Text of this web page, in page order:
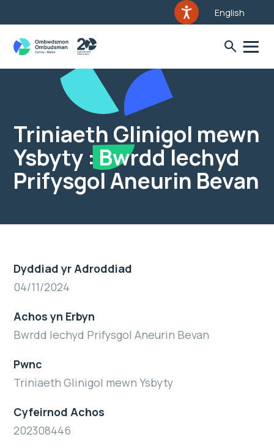
English
Triniaeth Glinigol mewn
Ysbyty : Bwrdd Iechyd
Prifysgol Aneurin Bevan
Dyddiad yr Adroddiad
04/11/2024
Achos yn Erbyn
Bwrdd Iechyd Prifysgol Aneurin Bevan
Pwnc
Triniaeth Glinigol mewn Ysbyty
Cyfeirnod Achos
202308446